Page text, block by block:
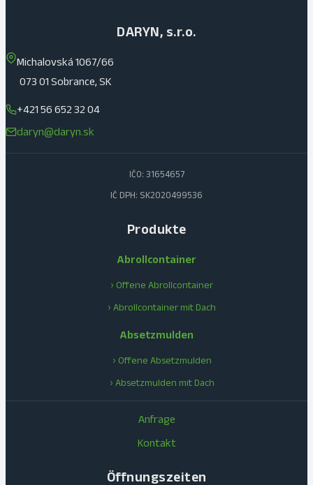
DARYN, s.r.o.
Michalovská 1067/66
073 01 Sobrance, SK
+421 56 652 32 04
daryn@daryn.sk
IČO: 31654657
IČ DPH: SK2020499536
Produkte
Abrollcontainer
› Offene Abrollcontainer
› Abrollcontainer mit Dach
Absetzmulden
› Offene Absetzmulden
› Absetzmulden mit Dach
Anfrage
Kontakt
Öffnungszeiten